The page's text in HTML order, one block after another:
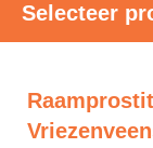
Selecteer